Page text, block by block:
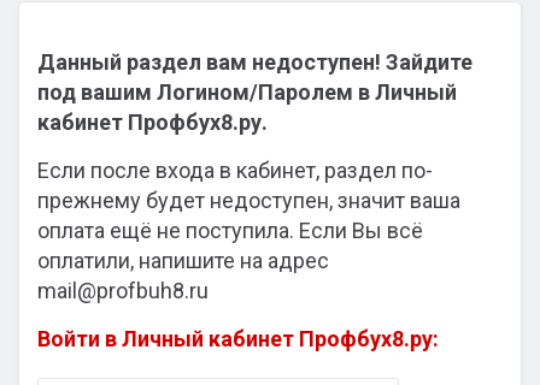
Данный раздел вам недоступен! Зайдите
под вашим Логином/Паролем в Личный
кабинет Профбух8.ру.
Если после входа в кабинет, раздел по-
прежнему будет недоступен, значит ваша
оплата ещё не поступила. Если Вы всё
оплатили, напишите на адрес
mail@profbuh8.ru
Войти в Личный кабинет Профбух8.ру: